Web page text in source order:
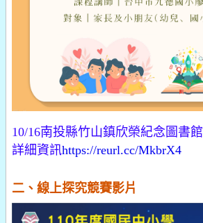
10/16南投縣竹山鎮欣榮紀念圖書館
詳細資訊https://reurl.cc/MkbrX4
二、線上探究競賽影片